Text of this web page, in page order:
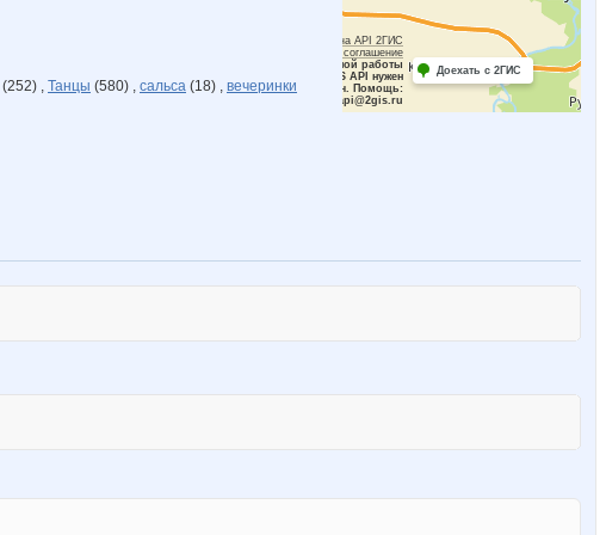
Работает на API 2ГИС
Лицензионное соглашение
Для корректной работы
Raster JS API нужен
ключ. Помощь:
api@2gis.ru
Доехать с 2ГИС
(252) , Танцы (580) , сальса (18) , вечеринки